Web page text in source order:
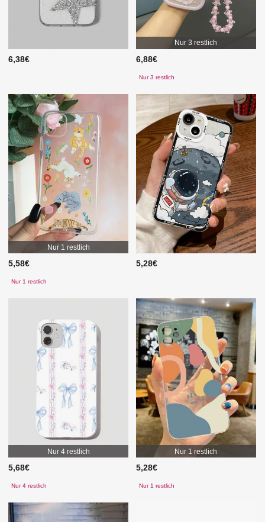
6,38€
Nur 3 restlich
6,88€
Nur 3 restlich
Nur 1 restlich
5,58€
Nur 1 restlich
5,28€
Nur 4 restlich
5,68€
Nur 4 restlich
Nur 1 restlich
5,28€
Nur 1 restlich